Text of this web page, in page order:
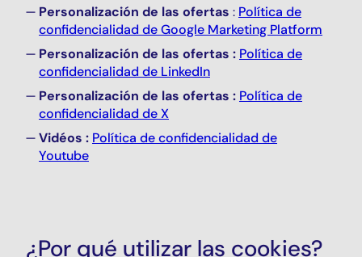
Personalización de las ofertas : Política de
confidencialidad deGoogle Marketing Platform
Personalización de las ofertas : Política de
confidencialidad de LinkedIn
Personalización de las ofertas : Política de
confidencialidad de X
Vidéos : Política de confidencialidad de
Youtube
¿Por qué utilizar las cookies?